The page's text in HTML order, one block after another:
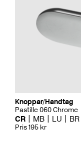
Knoppar/Handtag
Pastille 060 Chrome
CR MB LU BR
Pris 195 kr